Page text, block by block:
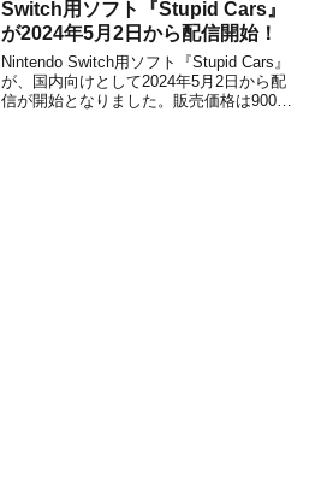
Switch用ソフト『Stupid Cars』
が2024年5月2日から配信開始！
Nintendo Switch用ソフト『Stupid Cars』
が、国内向けとして2024年5月2日から配
信が開始となりました。販売価格は900円